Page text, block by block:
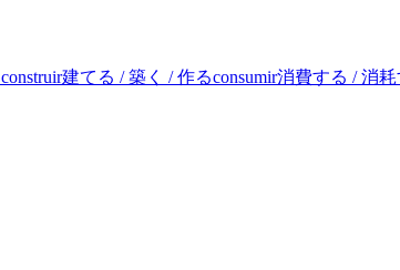
construir建てる / 築く / 作るconsumir消費する / 消